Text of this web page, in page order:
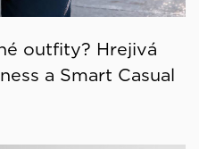
outfity? Hrejivá
a Smart Casual